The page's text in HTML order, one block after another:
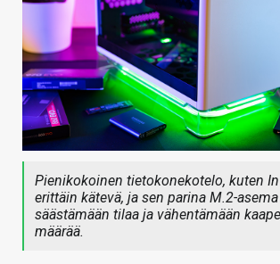
Pienikokoinen tietokonekotelo, kuten
erittäin kätevä, ja sen parina M.2-
säästämään tilaa ja vähentämään
määrää.